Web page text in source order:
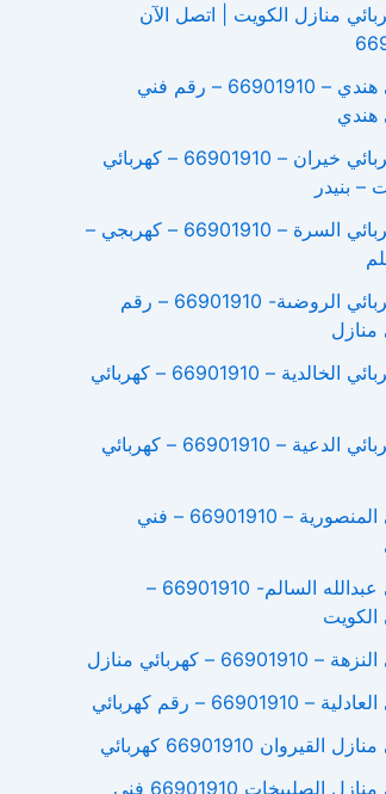
منازل الكويت | اتصل الآن
كهربائي هندي – 66901910 – رقم فني
هندي
فني كهربائي خيران – 66901910 – كهربائي
– بنيدر
فني كهربائي السرة – 66901910 – كهربجي –
فني كهربائي الروضىة- 66901910 – رقم
منازل
فني كهربائي الخالدية – 66901910 – كهربائي
فني كهربائي الدعية – 66901910 – كهربائي
كهربائي المنصورية – 66901910 – فني
كهربائي عبدالله السالم- 66901910 –
الكويت
– كهربائي منازل
66901910 – رقم كهربائي
القيروان 66901910 كهربائي
كهربائي منازل الصليبخات 66901910 فني